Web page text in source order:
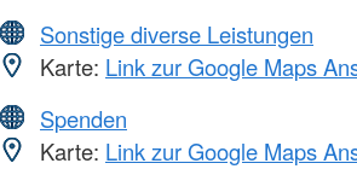
Sonstige diverse Leistungen
Karte: Link zur Google Maps
Spenden
Karte: Link zur Google Maps